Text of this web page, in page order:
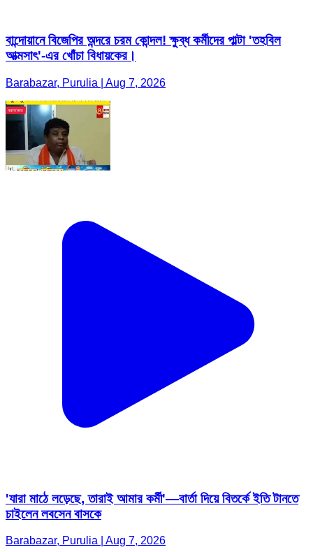
বান্দোয়ানে বিজেপির অন্দরে চরম কোন্দল! ক্ষুব্ধ কর্মীদের পাল্টা 'তহবিল
আত্মসাৎ'-এর খোঁচা বিধায়কের।
Barabazar, Purulia | Aug 7, 2026
'যারা মাঠে লড়েছে, তারাই আমার কর্মী'—বার্তা দিয়ে বিতর্কে ইতি টানতে
চাইলেন লবসেন বাসকে
Barabazar, Purulia | Aug 7, 2026